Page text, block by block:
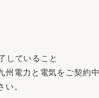
していること
電力と電気をご契約
い。